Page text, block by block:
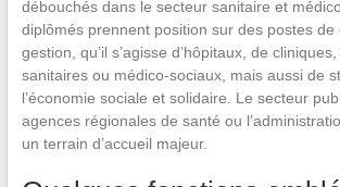
débouchés dans le secteur sanitaire et
diplômés prennent position sur des postes de
gestion, qu’il s’agisse d’hôpitaux, de
sanitaires ou médico-sociaux, mais aussi de
l’économie sociale et solidaire. Le secteur
agences régionales de santé ou
un terrain d’accueil majeur.